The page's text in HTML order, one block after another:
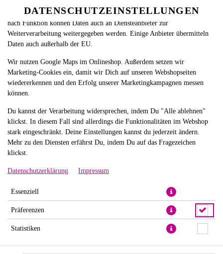
DE
SPRACHE ÄNDERN
TUNA TATAKI (12 STÜCK)
DATENSCHUTZEINSTELLUNGEN
damit bei Deinem Besuch unseres Webshops auch alles funktioniert. Je
nach Funktion können Daten auch an Diensteanbieter zur
Weiterverarbeitung weitergegeben werden. Einige Anbieter übermitteln
Daten auch außerhalb der EU.
Wir nutzen Google Maps im Onlineshop. Außerdem setzen wir
Marketing-Cookies ein, damit wir Dich auf unseren Webshopseiten
wiedererkennen und den Erfolg unserer Marketingkampagnen messen
können.
Du kannst der Verarbeitung widersprechen, indem Du "Alle ablehnen"
klickst. In diesem Fall sind allerdings die Funktionalitäten im Webshop
stark eingeschränkt. Deine Einstellungen kannst du jederzeit ändern.
Mehr zu den Diensten erfährst Du, indem Du auf das Fragezeichen
klickst.
Datenschutzerklärung Impressum
Essenziell
Präferenzen
Statistiken